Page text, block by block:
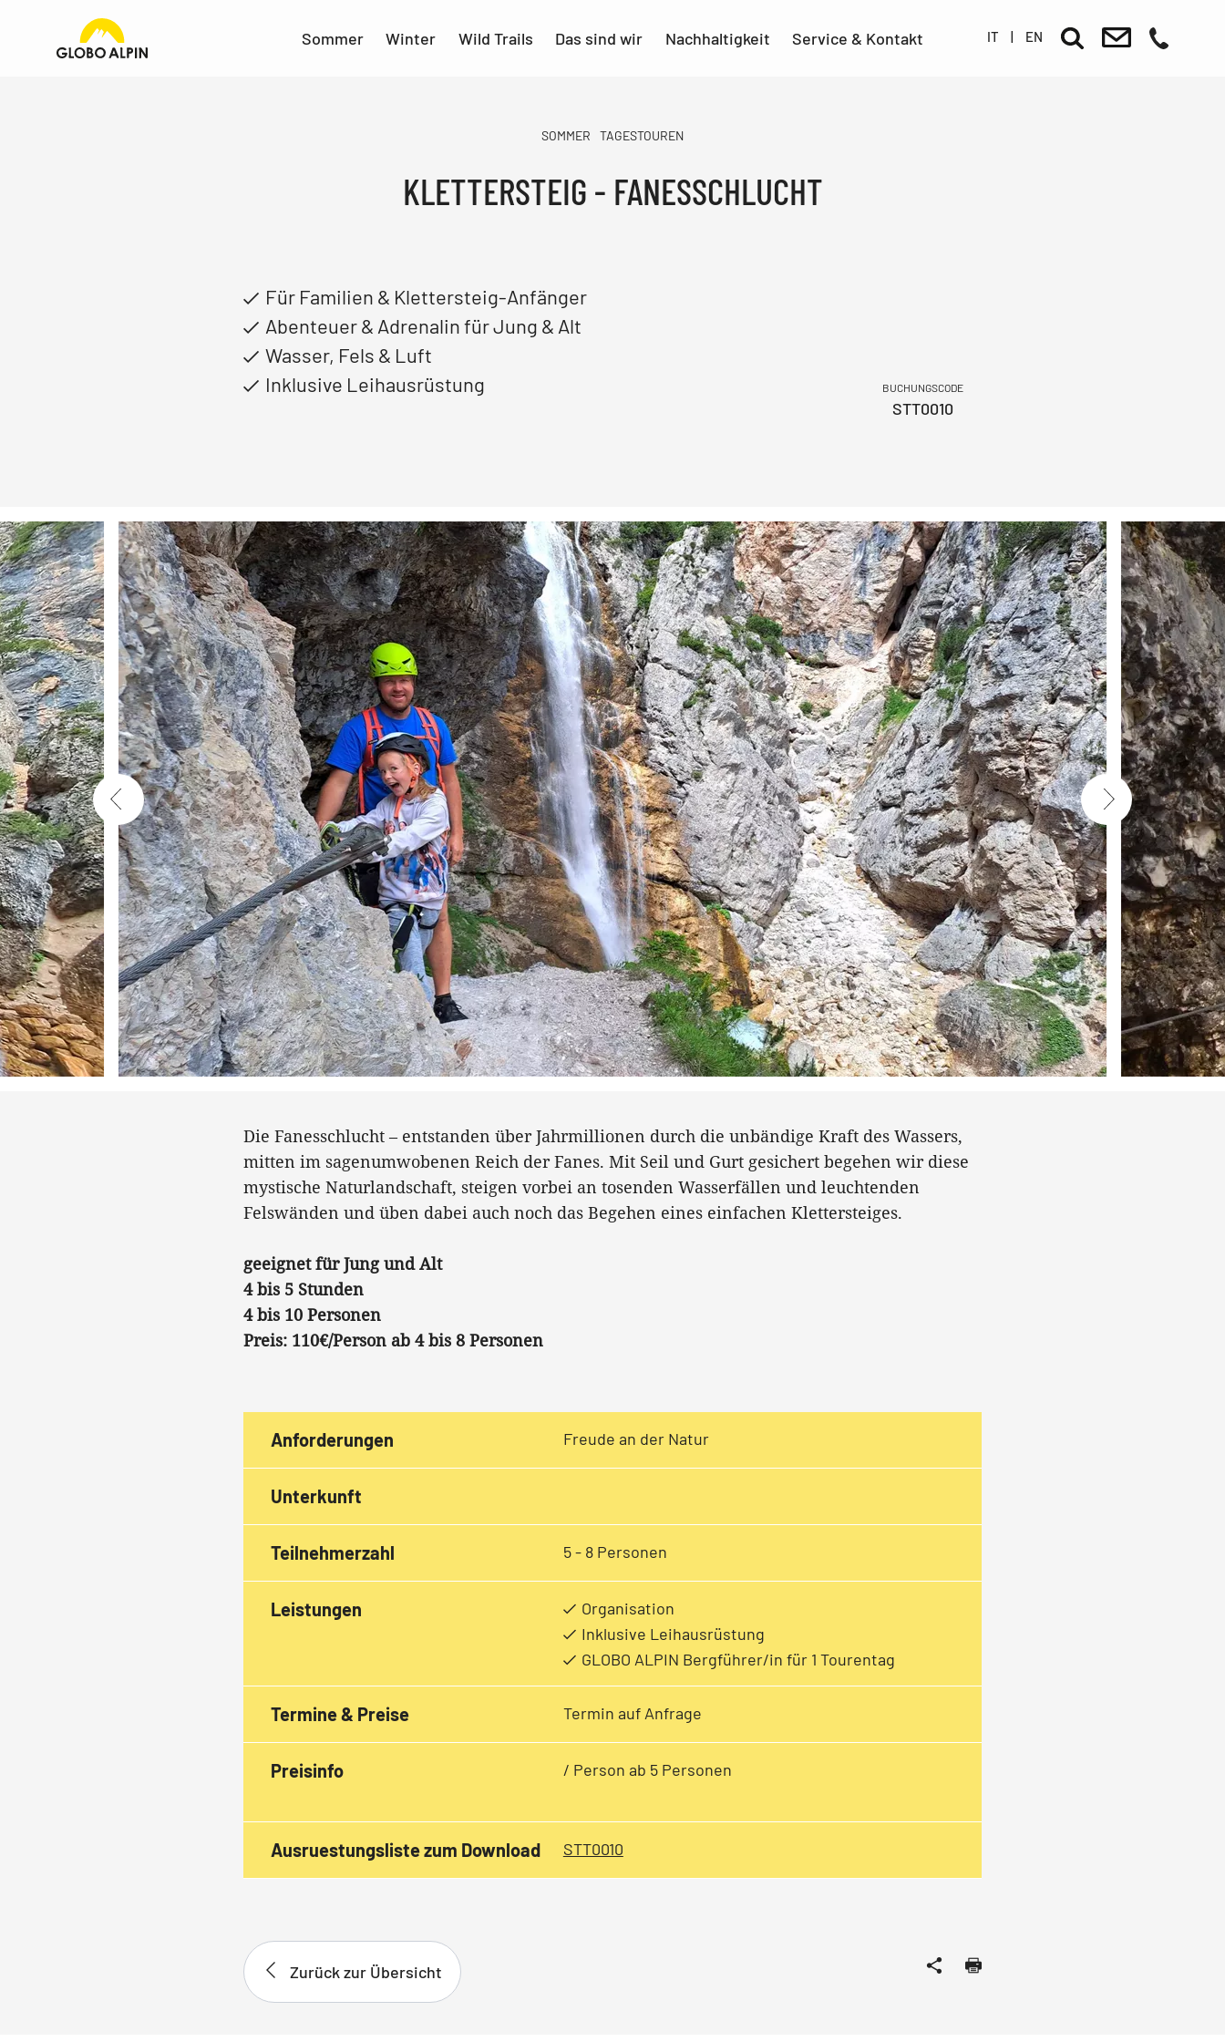
Sommer Winter Wild Trails Das sind wir Nachhaltigkeit Service & Kontakt IT | EN
SOMMER TAGESTOUREN
KLETTERSTEIG - FANESSCHLUCHT
Für Familien & Klettersteig-Anfänger
Abenteuer & Adrenalin für Jung & Alt
Wasser, Fels & Luft
Inklusive Leihausrüstung
BUCHUNGSCODE
STT0010
Die Fanesschlucht – entstanden über Jahrmillionen durch die unbändige Kraft des Wassers,
mitten im sagenumwobenen Reich der Fanes. Mit Seil und Gurt gesichert begehen wir diese
mystische Naturlandschaft, steigen vorbei an tosenden Wasserfällen und leuchtenden
Felswänden und üben dabei auch noch das Begehen eines einfachen Klettersteiges.
geeignet für Jung und Alt
4 bis 5 Stunden
4 bis 10 Personen
Preis: 110€/Person ab 4 bis 8 Personen
Anforderungen Freude an der Natur
Unterkunft
Teilnehmerzahl 5 - 8 Personen
Leistungen
Organisation
Inklusive Leihausrüstung
GLOBO ALPIN Bergführer/in für 1 Tourentag
Termine & Preise Termin auf Anfrage
Preisinfo / Person ab 5 Personen
Ausruestungsliste zum Download STT0010
Zurück zur Übersicht